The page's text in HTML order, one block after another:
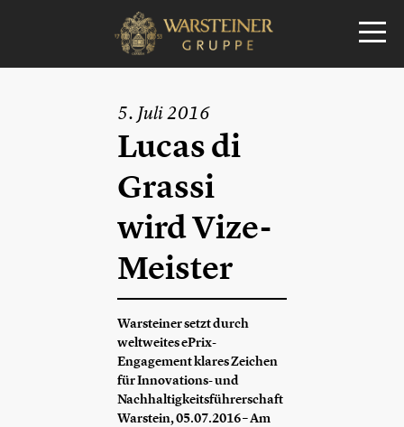
5. Juli 2016
Lucas di
Grassi
wird Vize-
Meister
Warsteiner setzt durch
weltweites ePrix-
Engagement klares Zeichen
für Innovations- und
Nachhaltigkeitsführerschaft
Warstein, 05.07.2016 – Am